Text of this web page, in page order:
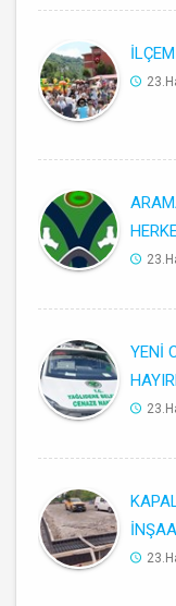
YENİ